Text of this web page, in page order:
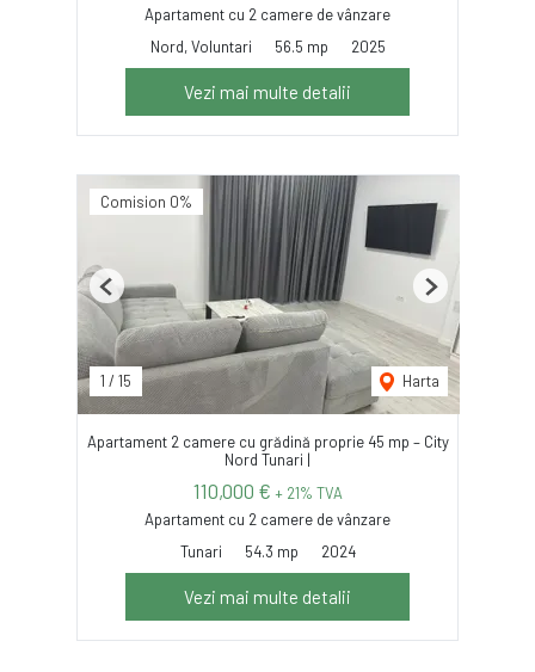
Apartament cu 2 camere de vânzare
Nord, Voluntari
56.5 mp 2025
Vezi mai multe detalii
Comision 0%
1 / 15 Harta
Previous Next
Apartament 2 camere cu grădină proprie 45 mp – City
Nord Tunari |
110,000 € + 21% TVA
Apartament cu 2 camere de vânzare
Tunari
54.3 mp 2024
Vezi mai multe detalii